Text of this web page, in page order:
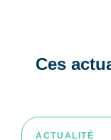
Ces
ACTUALITÉ